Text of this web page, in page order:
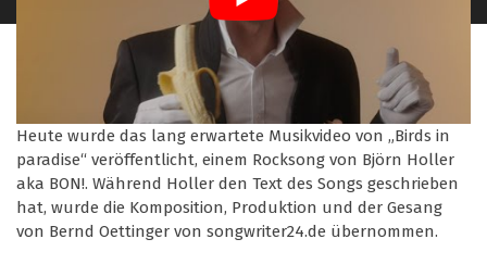
Heute wurde das lang erwartete Musikvideo von „Birds in
paradise“ veröffentlicht, einem Rocksong von Björn Holler
aka BON!. Während Holler den Text des Songs geschrieben
hat, wurde die Komposition, Produktion und der Gesang
von Bernd Oettinger von songwriter24.de übernommen.